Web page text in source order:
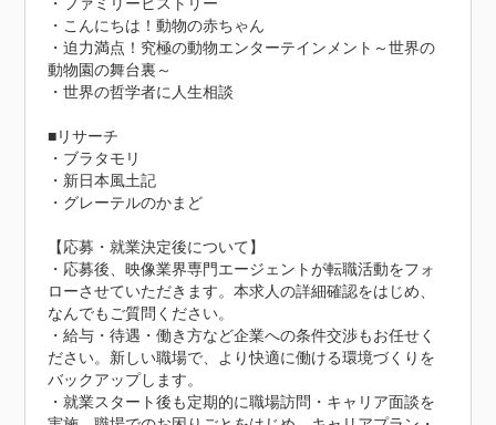
・こんにちは！動物の赤ちゃん
・迫力満点！究極の動物エンターテインメント～世界の
動物園の舞台裏～
・世界の哲学者に人生相談
■リサーチ
・ブラタモリ
・新日本風土記
・グレーテルのかまど
【応募・就業決定後について】
・応募後、映像業界専門エージェントが転職活動をフォ
ローさせていただきます。本求人の詳細確認をはじめ、
なんでもご質問ください。
・給与・待遇・働き方など企業への条件交渉もお任せく
ださい。新しい職場で、より快適に働ける環境づくりを
バックアップします。
・就業スタート後も定期的に職場訪問・キャリア面談を